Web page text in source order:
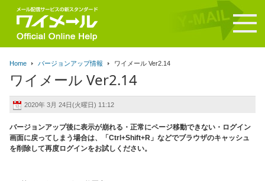
Home バージョンアップ情報 ワイメール Ver2.14
ワイメール Ver2.14
2020年 3月 24日(火曜日) 11:12
バージョンアップ後に表示が崩れる・正常にページ移動できない・ログイン
画面に戻ってしまう場合は、「Ctrl+Shift+R」などでブラウザのキャッシュ
を削除して再度ログインをお試しください。